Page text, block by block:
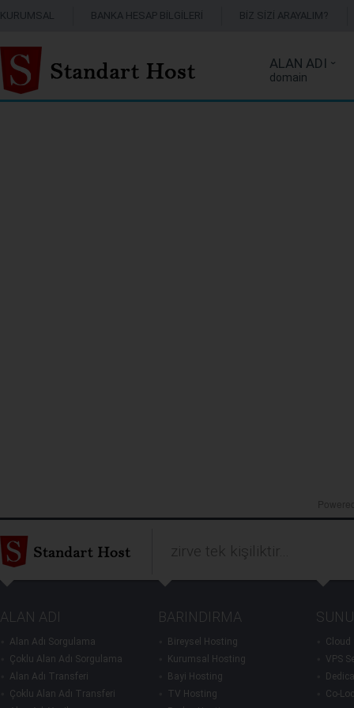
KURUMSAL BANKA HESAP BİLGİLERİ BİZ SİZİ ARAYALIM?
ALAN ADI
domain
zirve tek kişiliktir...
ALAN ADI
Alan Adı Sorgulama
Çoklu Alan Adı Sorgulama
Alan Adı Transferi
Çoklu Alan Adı Transferi
BARINDIRMA
Bireysel Hosting
Kurumsal Hosting
Bayi Hosting
TV Hosting
Cloud
VPS
Co-